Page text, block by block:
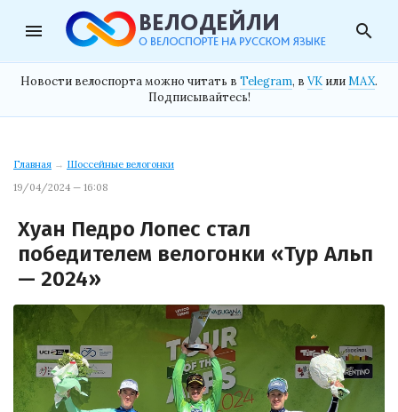
menu search
Новости велоспорта можно читать в Telegram, в VK илиMAX.
Подписывайтесь!
Главная → Шоссейные велогонки
19/04/2024 — 16:08
Хуан Педро Лопес стал
победителем велогонки «Тур Альп
— 2024»